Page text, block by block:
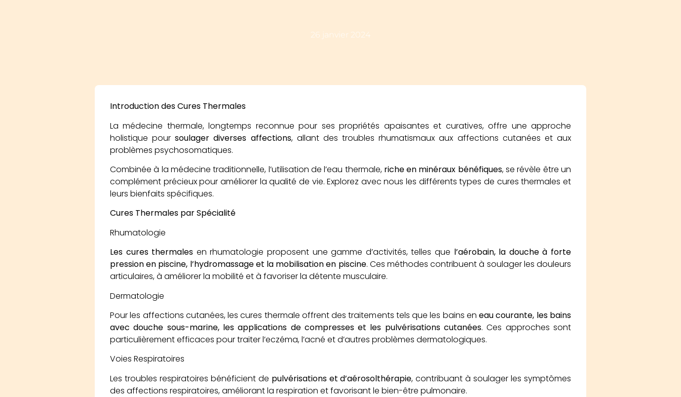
26 janvier 2024
Introduction des Cures Thermales
La médecine thermale, longtemps reconnue pour ses propriétés apaisantes et curatives, offre une approche
holistique poursoulager diverses affections, allant des troubles rhumatismaux aux affections cutanées et aux
problèmes psychosomatiques.
Combinée à la médecine traditionnelle, l’utilisation de l’eau thermale, riche en minéraux bénéfiques, se révèle être un
complément précieux pour améliorer la qualité de vie. Explorez avec nous les différents types de cures thermales et
leurs bienfaits spécifiques.
Cures Thermales par Spécialité
Rhumatologie
Les cures thermales en rhumatologie proposent une gamme d’activités, telles que l’aérobain, la douche à forte
pression en piscine, l’hydromassage et la mobilisation en piscine. Ces méthodes contribuent à soulager les douleurs
articulaires, à améliorer la mobilité et à favoriser la détente musculaire.
Dermatologie
Pour les affections cutanées, les cures thermale offrent des traitements tels que les bains eneau courante, les bains
avec douche sous-marine, les applications de compresses et les pulvérisations cutanées. Ces approches sont
particulièrement efficaces pour traiter l’eczéma, l’acné et d’autres problèmes dermatologiques.
Voies Respiratoires
Les troubles respiratoires bénéficient de pulvérisations et d’aérosolthérapie, contribuant à soulager les symptômes
des affections respiratoires, améliorant la respiration et favorisant le bien-être pulmonaire.